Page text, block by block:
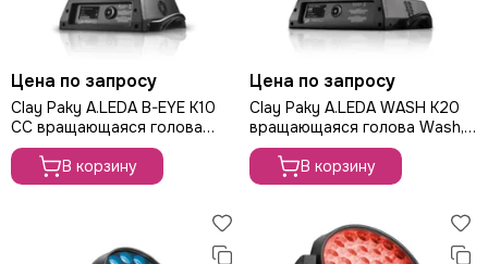
Цена по запросу
Clay Paky A.LEDA B-EYE K10
CC вращающаяся голова
Wash, 450Вт
В корзину
Цена по запросу
Clay Paky A.LEDA WASH K20
вращающаяся голова Wash,
555 Вт
В корзину